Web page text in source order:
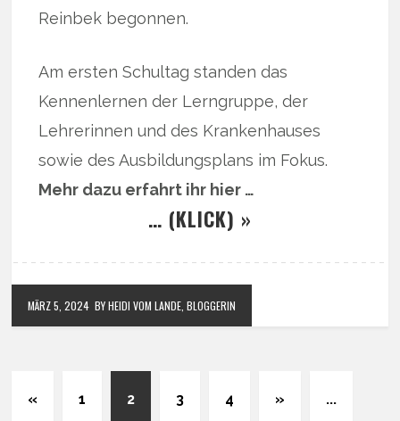
Reinbek begonnen.
Am ersten Schultag standen das
Kennenlernen der Lerngruppe, der
Lehrerinnen und des Krankenhauses
sowie des Ausbildungsplans im Fokus.
Mehr dazu erfahrt ihr hier …
… (KLICK) »
MÄRZ 5, 2024 BY HEIDI VOM LANDE, BLOGGERIN
« 1 2 3 4 » ...